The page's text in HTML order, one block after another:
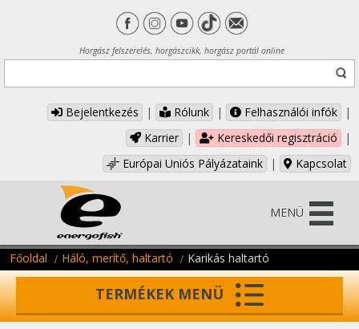
Horgász felszerelés, horgászcikk, horgász portál online
Bejelentkezés | Rólunk | Felhasználói infók
|
Karrier
| Kereskedői regisztráció
|
Európai Uniós Pályázataink
| Kapcsolat
MENÜ
Főoldal Háló, merítő, haltartó Karikás haltartó
TERMÉKEK MENÜ